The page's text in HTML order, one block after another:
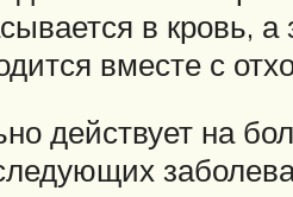
в кровь,
вместе с
действует на